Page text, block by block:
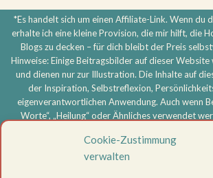
Cookie-Zustimmung
verwalten
*Es handelt sich um einen Affiliate-Link. Wenn du
erhalte ich eine kleine Provision, die mir hilft, die
Blogs zu decken – für dich bleibt der Preis
Hinweise: Einige Beitragsbilder auf dieser
und dienen nur zur Illustration. Die Inhalte auf
der Inspiration, Selbstreflexion,
eigenverantwortlichen Anwendung. Auch wenn
Worte“, „Heilung“ oder Ähnliches verwendet
getroffen und keine Heilversprechen gegeben.
keine ärztliche, psychotherapeutische oder